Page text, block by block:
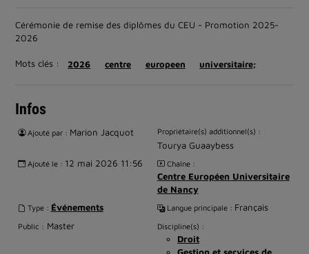
Cérémonie de remise des diplômes du CEU - Promotion 2025-
2026
Mots clés : 2026 centre europeen universitaire;
Infos
Ajouté par : Marion Jacquot Propriétaire(s) additionnel(s) :
Tourya Guaaybess
Ajouté le : 12 mai 2026 11:56 Chaîne :
Centre Européen Universitaire
de Nancy
Type : Événements Langue principale : Français
Public : Master Discipline(s) :
Droit
Gestion et services de